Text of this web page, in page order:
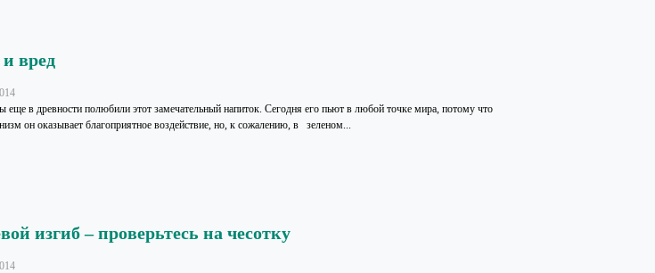
вред
еще в древности полюбили этот замечательный напиток. Сегодня его пьют в любой точке мира, потому что
он оказывает благоприятное воздействие, но, к сожалению, в зеленом...
изгиб – проверьтесь на чесотку